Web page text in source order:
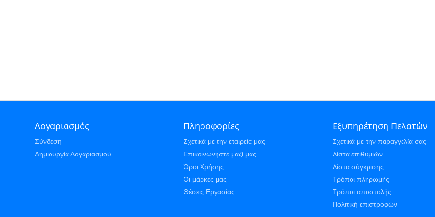
Λογαριασμός
Σύνδεση
Δημιουργία Λογαριασμού
Πληροφορίες
Σχετικά με την εταιρεία μας
Επικοινωνήστε μαζί μας
Όροι Χρήσης
Οι μάρκες μας
Θέσεις Εργασίας
Εξυπηρέτηση Πελατών
Σχετικά με την παραγγελία σας
Λίστα επιθυμιών
Λίστα σύγκρισης
Τρόποι πληρωμής
Τρόποι αποστολής
Πολιτική επιστροφών